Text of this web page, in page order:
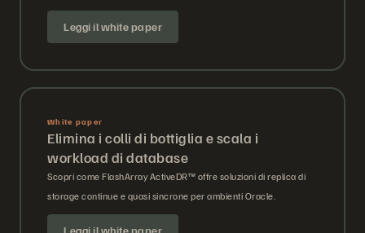
Leggi il white paper
White paper
Elimina i colli di bottiglia e scala i
workload di database
Scopri come FlashArray ActiveDR™ offre soluzioni di replica di
storage continue e quasi sincrone per ambienti Oracle.